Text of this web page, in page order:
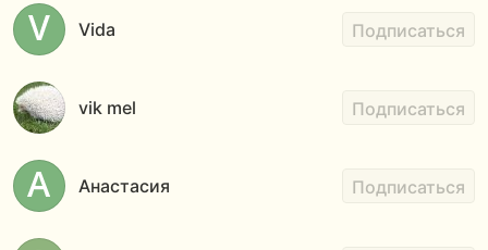
Vida Подписаться
vik mel Подписаться
Анастасия Подписаться